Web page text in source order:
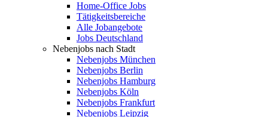
Home-Office Jobs
Tätigkeitsbereiche
Alle Jobangebote
Jobs Deutschland
Nebenjobs nach Stadt
Nebenjobs München
Nebenjobs Berlin
Nebenjobs Hamburg
Nebenjobs Köln
Nebenjobs Frankfurt
Nebenjobs Leipzig